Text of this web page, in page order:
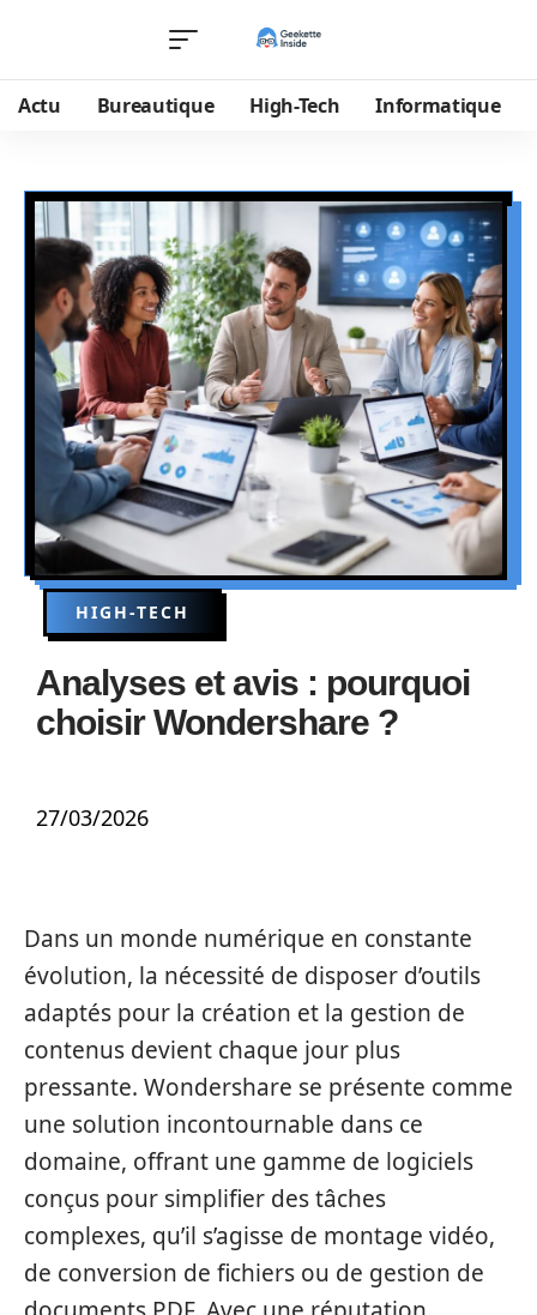
Actu Bureautique High-Tech Informatique
HIGH-TECH
Analyses et avis : pourquoi
choisir Wondershare ?
27/03/2026
Dans un monde numérique en constante
évolution, la nécessité de disposer d’outils
adaptés pour la création et la gestion de
contenus devient chaque jour plus
pressante. Wondershare se présente comme
une solution incontournable dans ce
domaine, offrant une gamme de logiciels
conçus pour simplifier des tâches
complexes, qu’il s’agisse de montage vidéo,
de conversion de fichiers ou de gestion de